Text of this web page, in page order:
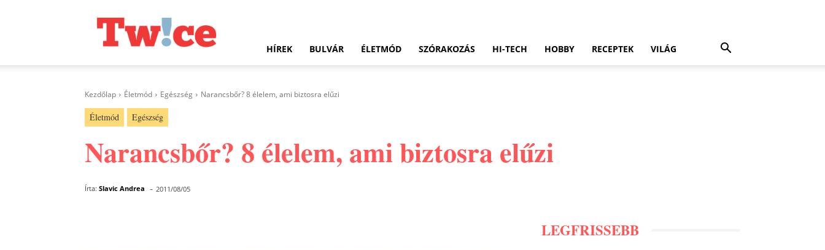
HÍREK BULVÁR ÉLETMÓD SZÓRAKOZÁS HI-TECH HOBBY RECEPTEK VILÁG
Kezdőlap Életmód Egészség Narancsbőr? 8 élelem, ami biztosra elűzi
Életmód Egészség
Narancsbőr? 8 élelem, ami biztosra elűzi
Írta: Slavic Andrea - 2011/08/05
LEGFRISSEBB